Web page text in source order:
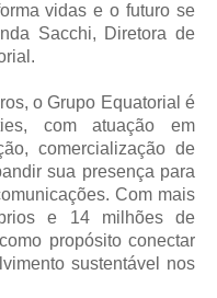
vidas e o futuro se
Sacchi, Diretora de
o Grupo Equatorial é
com atuação em
comercialização de
sua presença para
Com mais
e 14 milhões de
propósito conectar
sustentável nos